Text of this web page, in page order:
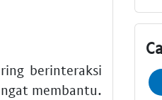
berinteraksi
membantu.